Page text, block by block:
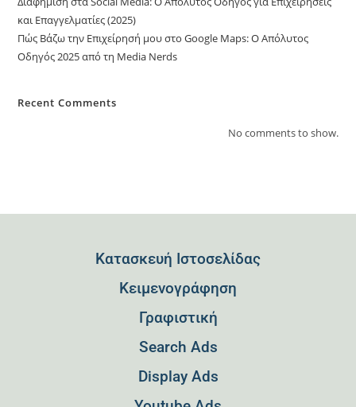
και Επαγγελματίες (2025)
Πώς Βάζω την Επιχείρησή μου στο Google Maps: Ο Απόλυτος
Οδηγός 2025 από τη Media Nerds
Recent Comments
No comments to show.
Κατασκευή Ιστοσελίδας
Kειμενογράφηση
Γραφιστική
Search Ads
Display Ads